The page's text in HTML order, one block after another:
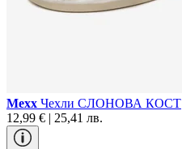
Mexx Чехли СЛОНОВА КОСТ
12,99 € | 25,41 лв.